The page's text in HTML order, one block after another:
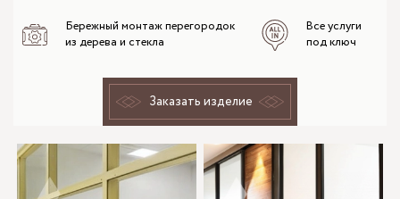
Бережный монтаж перегородок
из дерева и стекла
Все услуги
под ключ
Заказать изделие